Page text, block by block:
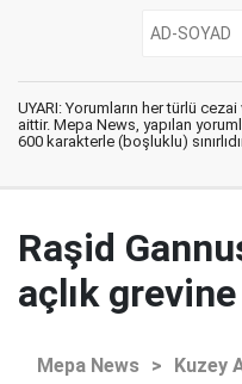
UYARI: Yorumların her türlü
aittir. Mepa News, yapılan
600 karakterle (boşluklu)
Raşid
açlık
Mepa News > Kuzey